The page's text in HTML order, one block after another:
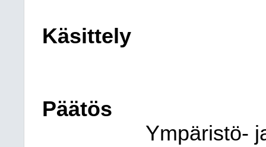
Käsittely
Päätös
Ympäristö-